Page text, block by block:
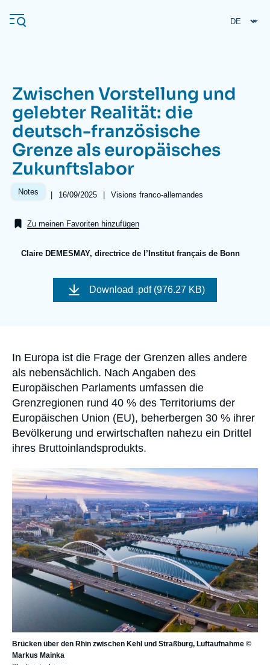
zum
Inhalt
Navigation
principale
Ifri
Veröffentlichungen
Über ifri Häufige Suchanfragen
Zwischen Vorstellung und
gelebter Realität: die
deutsch-französische
Grenze als europäisches
Zukunftslabor
Notes |
Date
publication
16/09/2025 |
Référence
collections
Visions franco-allemandes
Zu meinen Favoriten hinzufügen
Claire DEMESMAY, directrice de l’Institut français de Bonn
Image
couverture
Download .pdf (976.27 KB)
Accroche
In Europa ist die Frage der Grenzen alles andere
als nebensächlich. Nach Angaben des
Europäischen Parlaments umfassen die
Grenzregionen rund 40 % des Territoriums der
Europäischen Union (EU), beherbergen 30 % ihrer
Bevölkerung und erwirtschaften nahezu ein Drittel
ihres Bruttoinlandsprodukts.
Image
principale
Brücken über den Rhin zwischen Kehl und Straßburg, Luftaufnahme ©
Markus Mainka